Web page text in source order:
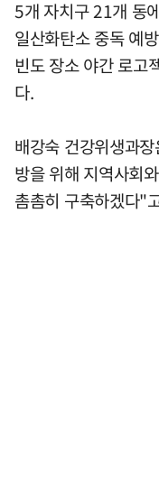
5개 자치구 21개 동
일산화탄소 중독 예
빈도 장소 야간 로고
다.
배강숙 건강위생과
방을 위해 지역사회
촘촘히 구축하겠다"